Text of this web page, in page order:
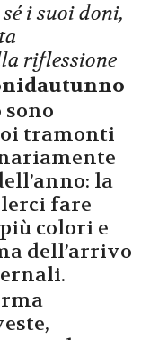
i suoi doni,
riflessione
sono
tramonti
la
fare
colori e
dell’arrivo